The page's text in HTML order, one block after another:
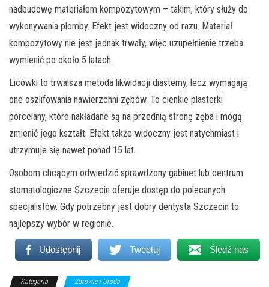
nadbudowę materiałem kompozytowym – takim, który służy do
wykonywania plomby. Efekt jest widoczny od razu. Materiał
kompozytowy nie jest jednak trwały, więc uzupełnienie trzeba
wymienić po około 5 latach.
Licówki to trwalsza metoda likwidacji diastemy, lecz wymagają
one oszlifowania nawierzchni zębów. To cienkie plasterki
porcelany, które nakładane są na przednią stronę zęba i mogą
zmienić jego kształt. Efekt także widoczny jest natychmiast i
utrzymuje się nawet ponad 15 lat.
Osobom chcącym odwiedzić sprawdzony gabinet lub centrum
stomatologiczne Szczecin oferuje dostęp do polecanych
specjalistów. Gdy potrzebny jest dobry dentysta Szczecin to
najlepszy wybór w regionie.
Udostępnij Tweetuj Śledź nas
Kategoria Zdrowie i Uroda